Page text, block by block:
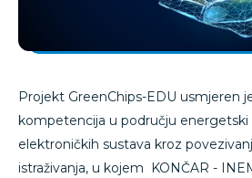
Projekt GreenChips-EDU usmjeren
kompetencija u području energetski
elektroničkih sustava kroz
istraživanja, u kojem KONČAR -